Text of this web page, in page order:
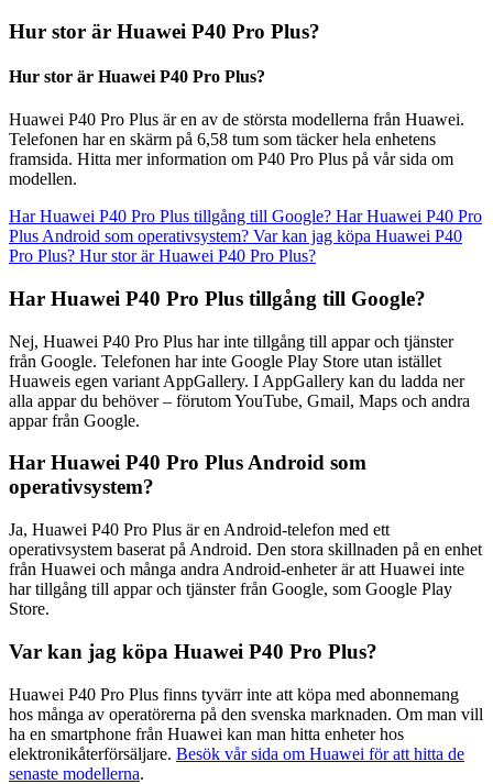
Hur stor är Huawei P40 Pro Plus?
Hur stor är Huawei P40 Pro Plus?
Huawei P40 Pro Plus är en av de största modellerna från Huawei.
Telefonen har en skärm på 6,58 tum som täcker hela enhetens
framsida. Hitta mer information om P40 Pro Plus på vår sida om
modellen.
Har Huawei P40 Pro Plus tillgång till Google? Har Huawei P40 Pro
Plus Android som operativsystem? Var kan jag köpa Huawei P40
Pro Plus? Hur stor är Huawei P40 Pro Plus?
Har Huawei P40 Pro Plus tillgång till Google?
Nej, Huawei P40 Pro Plus har inte tillgång till appar och tjänster
från Google. Telefonen har inte Google Play Store utan istället
Huaweis egen variant AppGallery. I AppGallery kan du ladda ner
alla appar du behöver – förutom YouTube, Gmail, Maps och andra
appar från Google.
Har Huawei P40 Pro Plus Android som
operativsystem?
Ja, Huawei P40 Pro Plus är en Android-telefon med ett
operativsystem baserat på Android. Den stora skillnaden på en enhet
från Huawei och många andra Android-enheter är att Huawei inte
har tillgång till appar och tjänster från Google, som Google Play
Store.
Var kan jag köpa Huawei P40 Pro Plus?
Huawei P40 Pro Plus finns tyvärr inte att köpa med abonnemang
hos många av operatörerna på den svenska marknaden. Om man vill
ha en smartphone från Huawei kan man hitta enheter hos
elektronikåterförsäljare. Besök vår sida om Huawei för att hitta de
senaste modellerna.